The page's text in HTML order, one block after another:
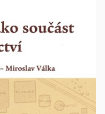
a Miroslav
80-210-8081-2.